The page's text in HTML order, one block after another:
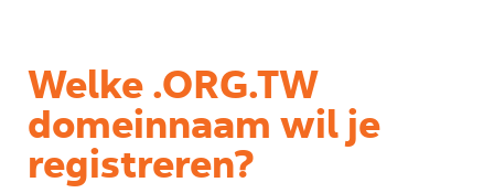
Welke .ORG.TW
domeinnaam wil je
registreren?